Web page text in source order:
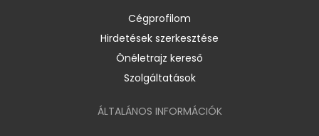
Cégprofilom
Hirdetések szerkesztése
Önéletrajz kereső
Szolgáltatások
ÁLTALÁNOS INFORMÁCIÓK